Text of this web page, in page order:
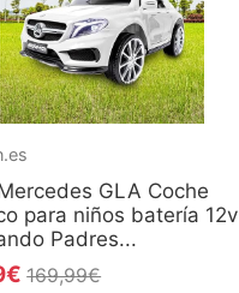
GLA Coche
para niños batería 12v
Padres...
169,99€